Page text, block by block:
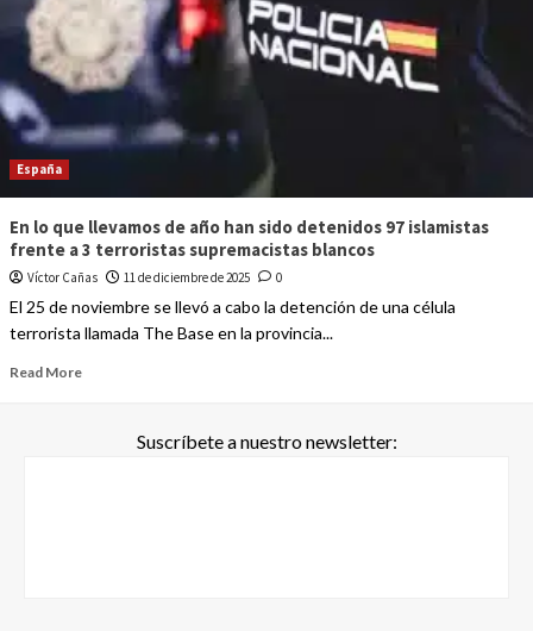
España
En lo que llevamos de año han sido detenidos 97 islamistas
frente a 3 terroristas supremacistas blancos
Víctor Cañas 11 de diciembre de 2025 0
El 25 de noviembre se llevó a cabo la detención de una célula
terrorista llamada The Base en la provincia...
Read More
Suscríbete a nuestro newsletter: